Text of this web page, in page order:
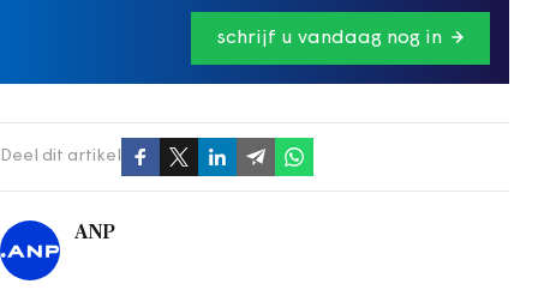
schrijf u vandaag nog in
Deel dit artikel
ANP